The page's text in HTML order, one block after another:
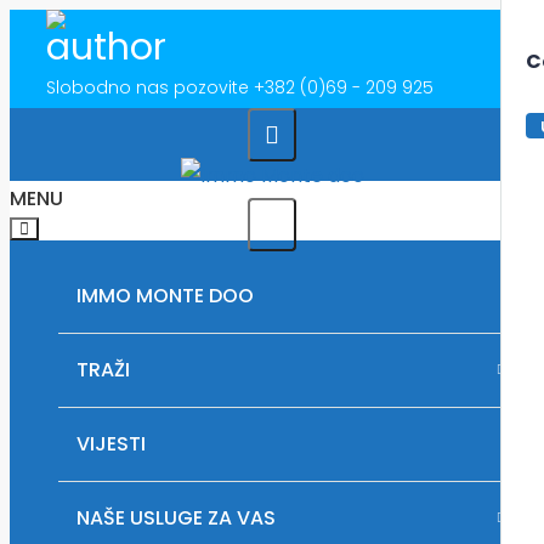
Slobodno nas pozovite +382 (0)69 - 209 925
MENU
IMMO MONTE DOO
TRAŽI
IZDAVANJE NEKRETNINA U CRNOJ GORI
PRODAJEM ZEMLJIŠTE U CRNOJ GORI
VIJESTI
NAŠE USLUGE ZA VAS